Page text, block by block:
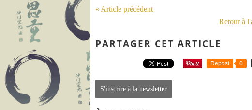
« Article précédent
Retour à
PARTAGER CET ARTICLE
Repost 0
S'inscrire à la newsletter